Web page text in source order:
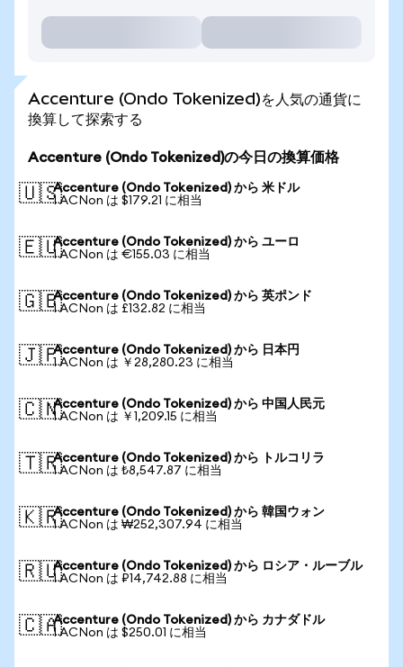
Accenture (Ondo Tokenized)を人気の通貨に
換算して探索する
Accenture (Ondo Tokenized)の今日の換算価格
🇺🇸Accenture (Ondo Tokenized) から 米ドル
1 ACNon は $179.21 に相当
🇪🇺Accenture (Ondo Tokenized) から ユーロ
1 ACNon は €155.03 に相当
🇬🇧Accenture (Ondo Tokenized) から 英ポンド
1 ACNon は £132.82 に相当
🇯🇵Accenture (Ondo Tokenized) から 日本円
1 ACNon は ￥28,280.23 に相当
🇨🇳Accenture (Ondo Tokenized) から 中国人民元
1 ACNon は ￥1,209.15 に相当
🇹🇷Accenture (Ondo Tokenized) から トルコリラ
1 ACNon は ₺8,547.87 に相当
🇰🇷Accenture (Ondo Tokenized) から 韓国ウォン
1 ACNon は ₩252,307.94 に相当
🇷🇺Accenture (Ondo Tokenized) から ロシア・ルーブル
1 ACNon は ₽14,742.88 に相当
🇨🇦Accenture (Ondo Tokenized) から カナダドル
1 ACNon は $250.01 に相当